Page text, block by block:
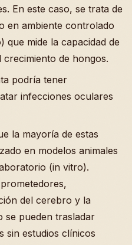
En este caso, se trata de
en ambiente controlado
que mide la capacidad de
de hongos.
podría tener
infecciones oculares
la mayoría de estas
en modelos animales
(in vitro).
del cerebro y la
se pueden trasladar
sin estudios clínicos